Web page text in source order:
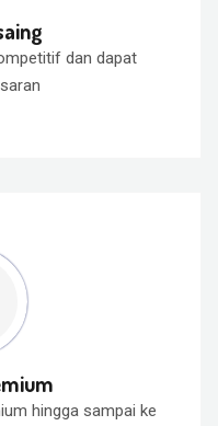
dan dapat
hingga sampai ke